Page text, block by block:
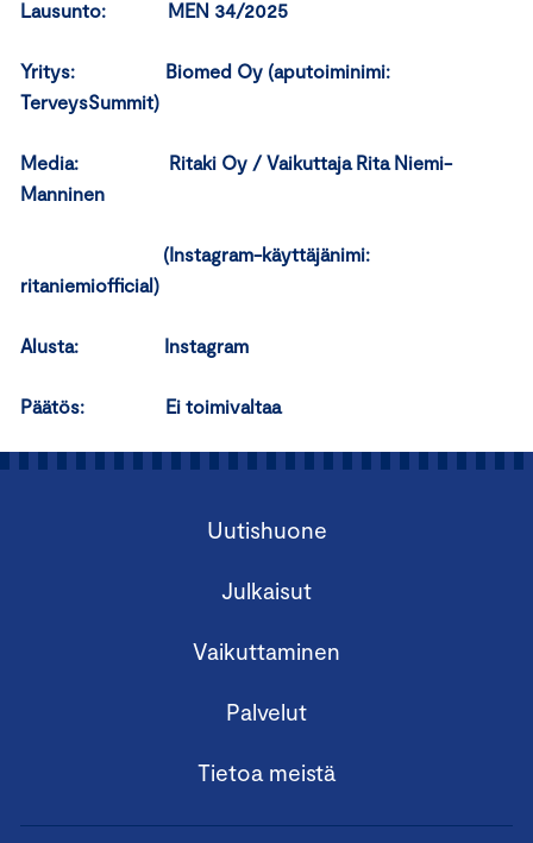
Lausunto: MEN 34/2025
Yritys: Biomed Oy (aputoiminimi:
TerveysSummit)
Media: Ritaki Oy / Vaikuttaja Rita Niemi-
Manninen
(Instagram-käyttäjänimi:
ritaniemiofficial)
Alusta: Instagram
Päätös: Ei toimivaltaa
Uutishuone
Julkaisut
Vaikuttaminen
Palvelut
Tietoa meistä